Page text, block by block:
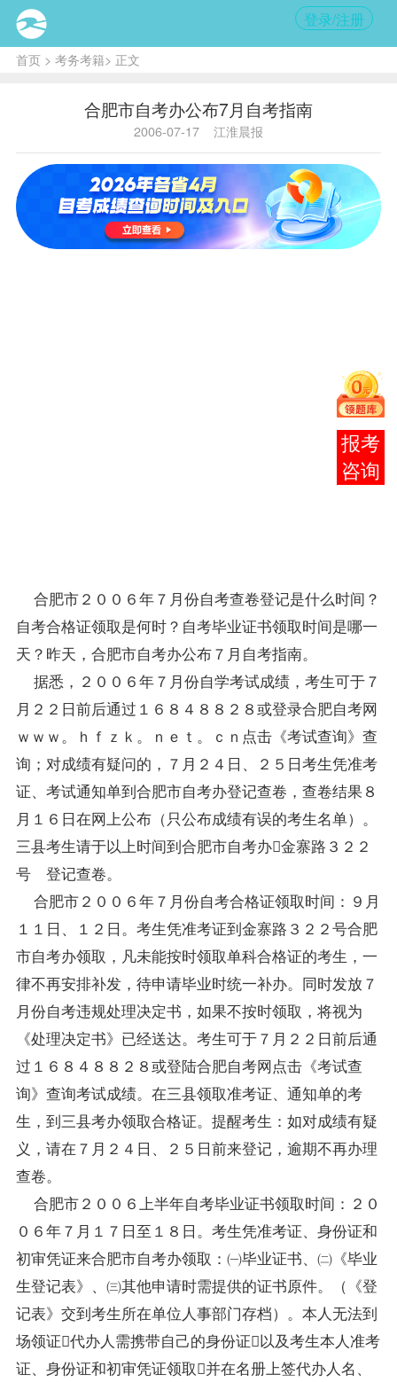
登录/注册
首页> 考务考籍> 正文
合肥市自考办公布7月自考指南
2006-07-17 江淮晨报
内
要:
肥市
合肥市２００６年７月份自考查卷登记是什么时间？
自考合格证领取是何时？自考毕业证书领取时间是哪一
天？昨天，合肥市自考办公布７月自考指南。
据悉，２００６年７月份自学考试成绩，考生可于７
月２２日前后通过１６８４８８２８或登录合肥自考网
ｗｗｗ。ｈｆｚｋ。ｎｅｔ。ｃｎ点击《考试查询》查
询；对成绩有疑问的，７月２４日、２５日考生凭准考
证、考试通知单到合肥市自考办登记查卷，查卷结果８
月１６日在网上公布（只公布成绩有误的考生名单）。
三县考生请于以上时间到合肥市自考办金寨路３２２
号 登记查卷。
合肥市２００６年７月份自考合格证领取时间：９月
１１日、１２日。考生凭准考证到金寨路３２２号合肥
市自考办领取，凡未能按时领取单科合格证的考生，一
律不再安排补发，待申请毕业时统一补办。同时发放７
月份自考违规处理决定书，如果不按时领取，将视为
《处理决定书》已经送达。考生可于７月２２日前后通
过１６８４８８２８或登陆合肥自考网点击《考试查
询》查询考试成绩。在三县领取准考证、通知单的考
生，到三县考办领取合格证。提醒考生：如对成绩有疑
义，请在７月２４日、２５日前来登记，逾期不再办理
查卷。
合肥市２００６上半年自考毕业证书领取时间：２０
０６年７月１７日至１８日。考生凭准考证、身份证和
初审凭证来合肥市自考办领取：㈠毕业证书、㈡《毕业
生登记表》、㈢其他申请时需提供的证书原件。（《登
记表》交到考生所在单位人事部门存档）。本人无法到
场领证代办人需携带自己的身份证以及考生本人准考
证、身份证和初审凭证领取并在名册上签代办人名、
报考
咨询